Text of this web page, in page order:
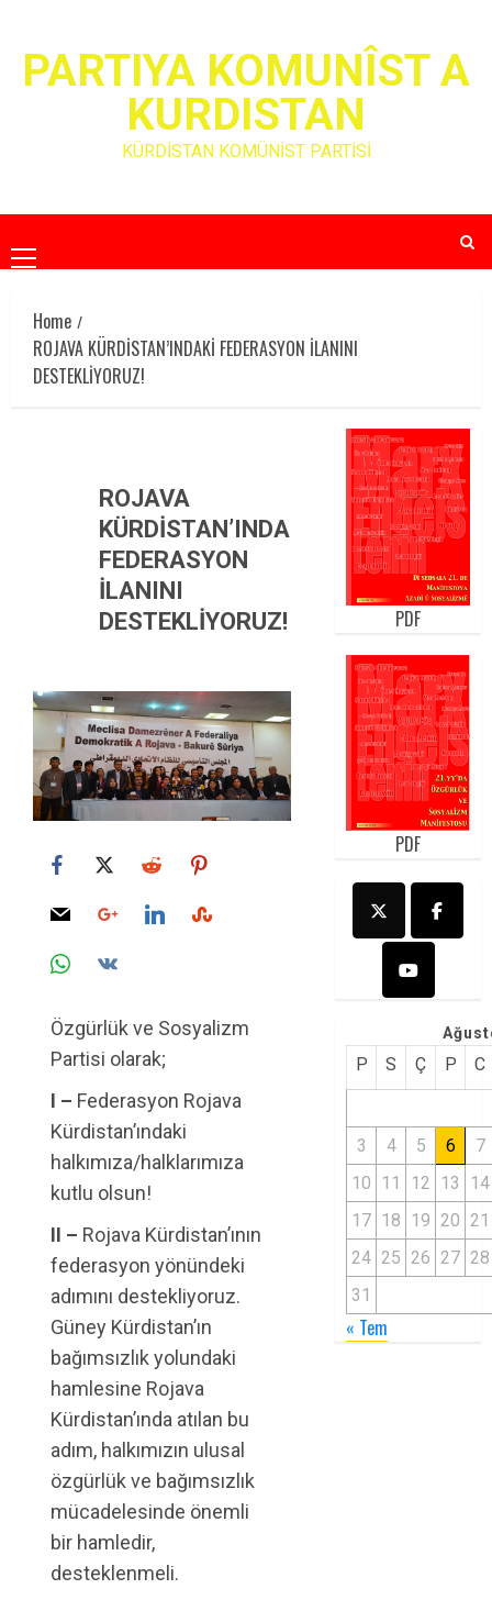
contentPARTIYA KOMUNÎST A
KURDISTAN
KÜRDİSTAN KOMÜNİST PARTİSİ
Primary
Menu
Home
ROJAVA KÜRDİSTAN’INDAKİ FEDERASYON İLANINI
DESTEKLİYORUZ!
ROJAVA
KÜRDİSTAN’INDAKİ
FEDERASYON
İLANINI
DESTEKLİYORUZ!
Özgürlük ve Sosyalizm
Partisi olarak;
I – Federasyon Rojava
Kürdistan’ındaki
halkımıza/halklarımıza
kutlu olsun!
II – Rojava Kürdistan’ının
federasyon yönündeki
adımını destekliyoruz.
Güney Kürdistan’ın
bağımsızlık yolundaki
hamlesine Rojava
Kürdistan’ında atılan bu
adım, halkımızın ulusal
özgürlük ve bağımsızlık
mücadelesinde önemli
bir hamledir,
desteklenmeli.
PDF
PDF
P S Ç P C
3 4 5 6
7
10 11 12 13
14
17 18 19 20 21
24 25 26 27 28
31
« Tem